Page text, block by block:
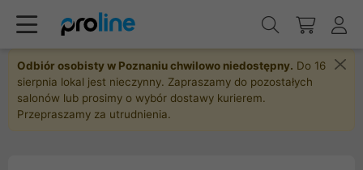
Odbiór osobisty w Poznaniu chwilowo niedostępny. Do 16
sierpnia lokal jest nieczynny. Zapraszamy do pozostałych
salonów lub prosimy o wybór dostawy kurierem.
Przepraszamy za utrudnienia.